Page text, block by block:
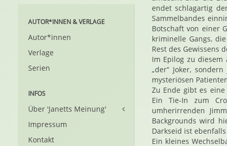
endet schlagartig
Sammelbandes
Botschaft von einer
kriminelle Gangs,
Rest des Gewissens
Im Epilog zu
„der“ Joker,
mysteriösen
Zu Ende gibt es
Ein Tie-In zum
umherirrenden
Backgrounds wird
Darkseid ist
Ein kleines
AUTOR*INNEN & VERLAGE
Autor*innen
Verlage
Serien
INFOS
Über 'Janetts Meinung'
Impressum
Kontakt